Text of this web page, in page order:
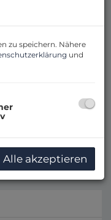
zu speichern. Nähere
und
Alle akzeptieren